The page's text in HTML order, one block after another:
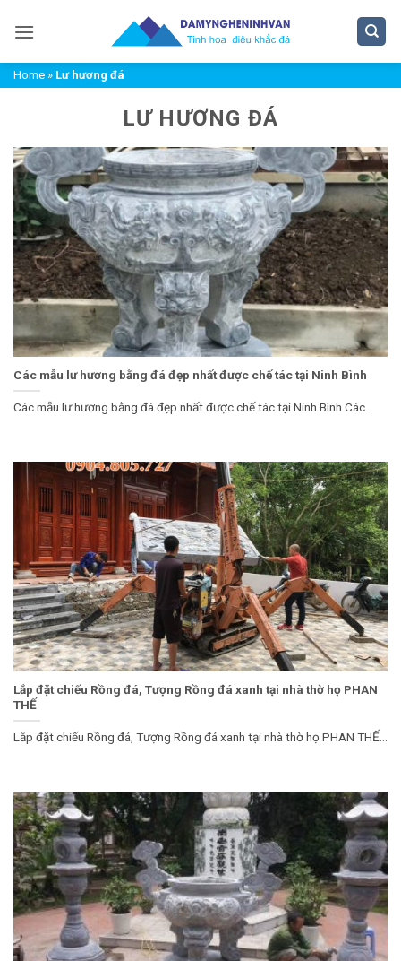
qua
dungHome » Lư hương đá
LƯ HƯƠNG ĐÁ
Các mẫu lư hương bằng đá đẹp nhất được chế tác tại Ninh Bình
Các mẫu lư hương bằng đá đẹp nhất được chế tác tại Ninh Bình Các...
Lắp đặt chiếu Rồng đá, Tượng Rồng đá xanh tại nhà thờ họ PHAN
THẾ
Lắp đặt chiếu Rồng đá, Tượng Rồng đá xanh tại nhà thờ họ PHAN THẾ...